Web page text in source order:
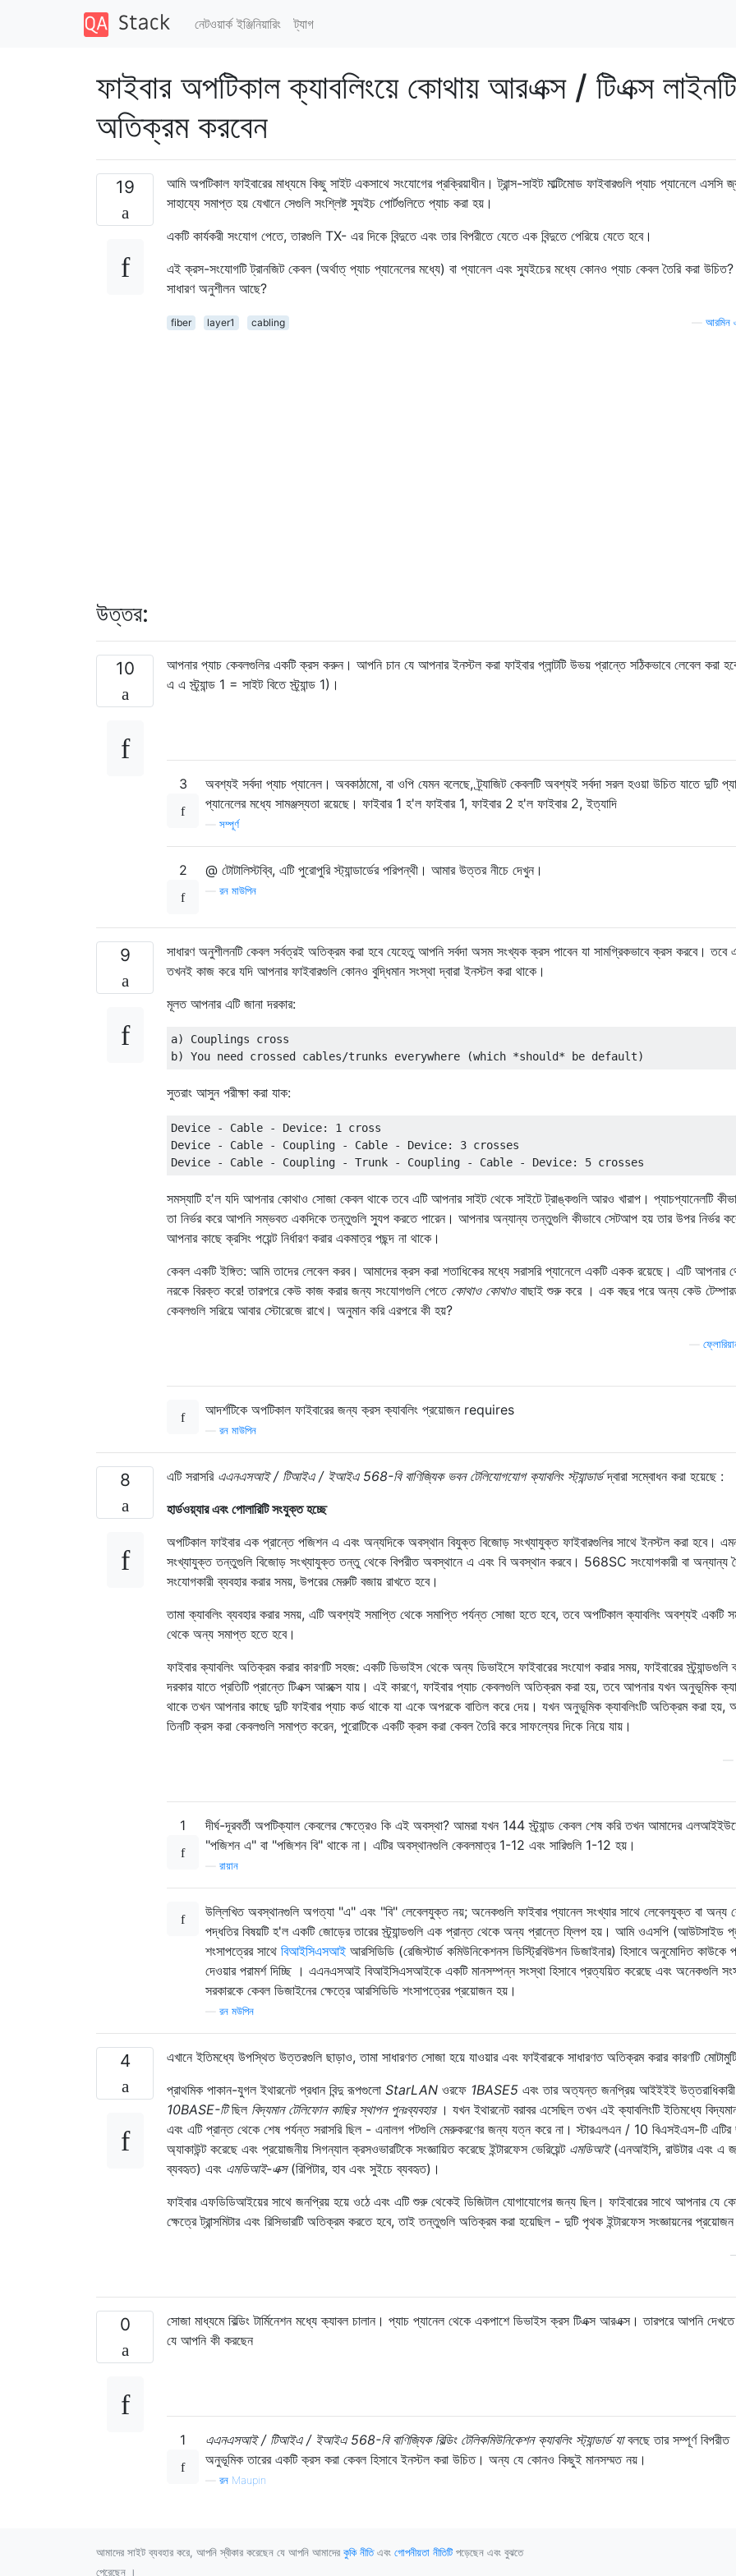
নেটওয়ার্ক ইঞ্জিনিয়ারিং ট্যাগ
ফাইবার অপটিকাল ক্যাবলিংয়ে কোথায় আরএক্স / টিএক্স লাইনটি
অতিক্রম করবেন
19
আমি অপটিকাল ফাইবারের মাধ্যমে কিছু সাইট একসাথে সংযোগের প্রক্রিয়াধীন। ট্রান্স-সাইট মাল্টিমোড ফাইবারগুলি প্যাচ প্যানেলে এসসি
সাহায্যে সমাপ্ত হয় যেখানে সেগুলি সংশ্লিষ্ট স্যুইচ পোর্টগুলিতে প্যাচ করা হয়।
একটি কার্যকরী সংযোগ পেতে, তারগুলি TX- এর দিকে বিন্দুতে এবং তার বিপরীতে যেতে এক বিন্দুতে পেরিয়ে যেতে হবে।
এই ক্রস-সংযোগটি ট্রানজিট কেবল (অর্থাত্ প্যাচ প্যানেলের মধ্যে) বা প্যানেল এবং স্যুইচের মধ্যে কোনও প্যাচ কেবল তৈরি করা
সাধারণ অনুশীলন আছে?
fiber layer1 cabling
আরমিন
উত্তর:
10
আপনার প্যাচ কেবলগুলির একটি ক্রস করুন। আপনি চান যে আপনার ইনস্টল করা ফাইবার প্লান্টটি উভয় প্রান্তে সঠিকভাবে লেবেল করা
এ এ স্ট্র্যান্ড 1 = সাইট বিতে স্ট্র্যান্ড 1)।
3
অবশ্যই সর্বদা প্যাচ প্যানেল। অবকাঠামো, বা ওপি যেমন বলেছে, ট্র্যাজিট কেবলটি অবশ্যই সর্বদা সরল হওয়া উচিত যাতে দুটি
প্যানেলের মধ্যে সামঞ্জস্যতা রয়েছে। ফাইবার 1 হ'ল ফাইবার 1, ফাইবার 2 হ'ল ফাইবার 2, ইত্যাদি
সম্পূর্ণ
2 @ টোটালিস্টব্বি, এটি পুরোপুরি স্ট্যান্ডার্ডের পরিপন্থী। আমার উত্তর নীচে দেখুন।
রন মাউপিন
9
সাধারণ অনুশীলনটি কেবল সর্বত্রই অতিক্রম করা হবে যেহেতু আপনি সর্বদা অসম সংখ্যক ক্রস পাবেন যা সামগ্রিকভাবে ক্রস করবে। তবে
তখনই কাজ করে যদি আপনার ফাইবারগুলি কোনও বুদ্ধিমান সংস্থা দ্বারা ইনস্টল করা থাকে।
মূলত আপনার এটি জানা দরকার:
a) Couplings cross
সুতরাং আসুন পরীক্ষা করা যাক:
Device - Cable - Device: 1 cross
Device - Cable - Coupling - Cable - Device: 3 crosses
সমস্যাটি হ'ল যদি আপনার কোথাও সোজা কেবল থাকে তবে এটি আপনার সাইট থেকে সাইটে ট্রাঙ্কগুলি আরও খারাপ। প্যাচপ্যানেলটি
তা নির্ভর করে আপনি সম্ভবত একদিকে তন্তুগুলি স্যুপ করতে পারেন। আপনার অন্যান্য তন্তুগুলি কীভাবে সেটআপ হয় তার উপর নির্ভর
আপনার কাছে ক্রসিং পয়েন্ট নির্ধারণ করার একমাত্র পছন্দ না থাকে।
কেবল একটি ইঙ্গিত: আমি তাদের লেবেল করব। আমাদের ক্রস করা শতাধিকের মধ্যে সরাসরি প্যানেলে একটি একক রয়েছে। এটি আপনার
নরকে বিরক্ত করে! তারপরে কেউ কাজ করার জন্য সংযোগগুলি পেতে কোথাও কোথাওবাছাই শুরু করে । এক বছর পরে অন্য কেউ
কেবলগুলি সরিয়ে আবার স্টোরেজে রাখে। অনুমান করি এরপরে কী হয়?
আদর্শটিকে অপটিকাল ফাইবারের জন্য ক্রস ক্যাবলিং প্রয়োজন requires
রন মাউপিন
8 এটি সরাসরি এএনএসআই / টিআইএ / ইআইএ 568-বি বাণিজ্যিক ভবন টেলিযোগযোগ ক্যাবলিং স্ট্যান্ডার্ডদ্বারা সম্বোধন করা হয়েছে :
হার্ডওয়্যার এবং পোলারিটি সংযুক্ত হচ্ছে
অপটিকাল ফাইবার এক প্রান্তে পজিশন এ এবং অন্যদিকে অবস্থান বিযুক্ত বিজোড় সংখ্যাযুক্ত ফাইবারগুলির সাথে ইনস্টল করা হবে।
সংখ্যাযুক্ত তন্তুগুলি বিজোড় সংখ্যাযুক্ত তন্তু থেকে বিপরীত অবস্থানে এ এবং বি অবস্থান করবে। 568SC সংযোগকারী বা অন্যান্য
সংযোগকারী ব্যবহার করার সময়, উপরের মেরুটি বজায় রাখতে হবে।
তামা ক্যাবলিং ব্যবহার করার সময়, এটি অবশ্যই সমাপ্তি থেকে সমাপ্তি পর্যন্ত সোজা হতে হবে, তবে অপটিকাল ক্যাবলিং অবশ্যই একটি
থেকে অন্য সমাপ্ত হতে হবে।
ফাইবার ক্যাবলিং অতিক্রম করার কারণটি সহজ: একটি ডিভাইস থেকে অন্য ডিভাইসে ফাইবারের সংযোগ করার সময়, ফাইবারের স্ট্র্যান্ডগুলি
দরকার যাতে প্রতিটি প্রান্তে টিএক্স আরক্সে যায়। এই কারণে, ফাইবার প্যাচ কেবলগুলি অতিক্রম করা হয়, তবে আপনার যখন অনুভূমিক
থাকে তখন আপনার কাছে দুটি ফাইবার প্যাচ কর্ড থাকে যা একে অপরকে বাতিল করে দেয়। যখন অনুভূমিক ক্যাবলিংটি অতিক্রম করা হয়,
তিনটি ক্রস করা কেবলগুলি সমাপ্ত করেন, পুরোটিকে একটি ক্রস করা কেবল তৈরি করে সাফল্যের দিকে নিয়ে যায়।
1
দীর্ঘ-দূরবর্তী অপটিক্যাল কেবলের ক্ষেত্রেও কি এই অবস্থা? আমরা যখন 144 স্ট্র্যান্ড কেবল শেষ করি তখন আমাদের
"পজিশন এ" বা "পজিশন বি" থাকে না। এটির অবস্থানগুলি কেবলমাত্র 1-12 এবং সারিগুলি 1-12 হয়।
রায়ান
উল্লিখিত অবস্থানগুলি অগত্যা "এ" এবং "বি" লেবেলযুক্ত নয়; অনেকগুলি ফাইবার প্যানেল সংখ্যার সাথে লেবেলযুক্ত বা অন্য
পদ্ধতির বিষয়টি হ'ল একটি জোড়ের তারের স্ট্র্যান্ডগুলি এক প্রান্ত থেকে অন্য প্রান্তে ফ্লিপ হয়। আমি ওএসপি (আউটসাইড
শংসাপত্রের সাথে বিআইসিএসআই আরসিডিডি (রেজিস্টার্ড কমিউনিকেশনস ডিস্ট্রিবিউশন ডিজাইনার) হিসাবে অনুমোদিত কাউকে
দেওয়ার পরামর্শ দিচ্ছি । এএনএসআই বিআইসিএসআইকে একটি মানসম্পন্ন সংস্থা হিসাবে প্রত্যয়িত করেছে এবং অনেকগুলি
সরকারকে কেবল ডিজাইনের ক্ষেত্রে আরসিডিডি শংসাপত্রের প্রয়োজন হয়।
রন মউপিন
4
এখানে ইতিমধ্যে উপস্থিত উত্তরগুলি ছাড়াও, তামা সাধারণত সোজা হয়ে যাওয়ার এবং ফাইবারকে সাধারণত অতিক্রম করার কারণটি
প্রাথমিক পাকান-যুগল ইথারনেট প্রধান বিন্দু রূপগুলো StarLAN ওরফে 1BASE5 এবং তার অত্যন্ত জনপ্রিয় আইইইই উত্তরাধিকারী
10BASE-টিছিল বিদ্যমান টেলিফোন কাছির স্থাপন পুনঃব্যবহার। যখন ইথারনেট বরাবর এসেছিল তখন এই ক্যাবলিংটি ইতিমধ্যে
এবং এটি প্রান্ত থেকে শেষ পর্যন্ত সরাসরি ছিল - এনালগ পটগুলি মেরুকরণের জন্য যত্ন করে না। স্টারএলএন / 10 বিএসইএস-টি
অ্যাকাউন্ট করেছে এবং প্রয়োজনীয় সিগন্যাল ক্রসওভারটিকে সংজ্ঞায়িত করেছে ইন্টারফেস ভেরিয়েন্ট এমডিআই(এনআইসি, রাউটার এবং এ
ব্যবহৃত) এবং এমডিআই-এক্স(রিপিটার, হাব এবং সুইচে ব্যবহৃত)।
ফাইবার এফডিডিআইয়ের সাথে জনপ্রিয় হয়ে ওঠে এবং এটি শুরু থেকেই ডিজিটাল যোগাযোগের জন্য ছিল। ফাইবারের সাথে আপনার যে
ক্ষেত্রে ট্রান্সমিটার এবং রিসিভারটি অতিক্রম করতে হবে, তাই তন্তুগুলি অতিক্রম করা হয়েছিল - দুটি পৃথক ইন্টারফেস সংজ্ঞায়নের
0
সোজা মাধ্যমে বিল্ডিং টার্মিনেশন মধ্যে ক্যাবল চালান। প্যাচ প্যানেল থেকে একপাশে ডিভাইস ক্রস টিএক্স আরএক্স। তারপরে আপনি দেখতে
যে আপনি কী করছেন
1 এএনএসআই / টিআইএ / ইআইএ 568-বি বাণিজ্যিক বিল্ডিং টেলিকমিউনিকেশন ক্যাবলিং স্ট্যান্ডার্ড যাবলছে তার সম্পূর্ণ বিপরীত
অনুভূমিক তারের একটি ক্রস করা কেবল হিসাবে ইনস্টল করা উচিত। অন্য যে কোনও কিছুই মানসম্মত নয়।
রন Maupin
আমাদের সাইট ব্যবহার করে, আপনি স্বীকার করেছেন যে আপনি আমাদের কুকি নীতিএবং গোপনীয়তা নীতিটি পড়েছেন এবং বুঝতে
পেরেছেন ।